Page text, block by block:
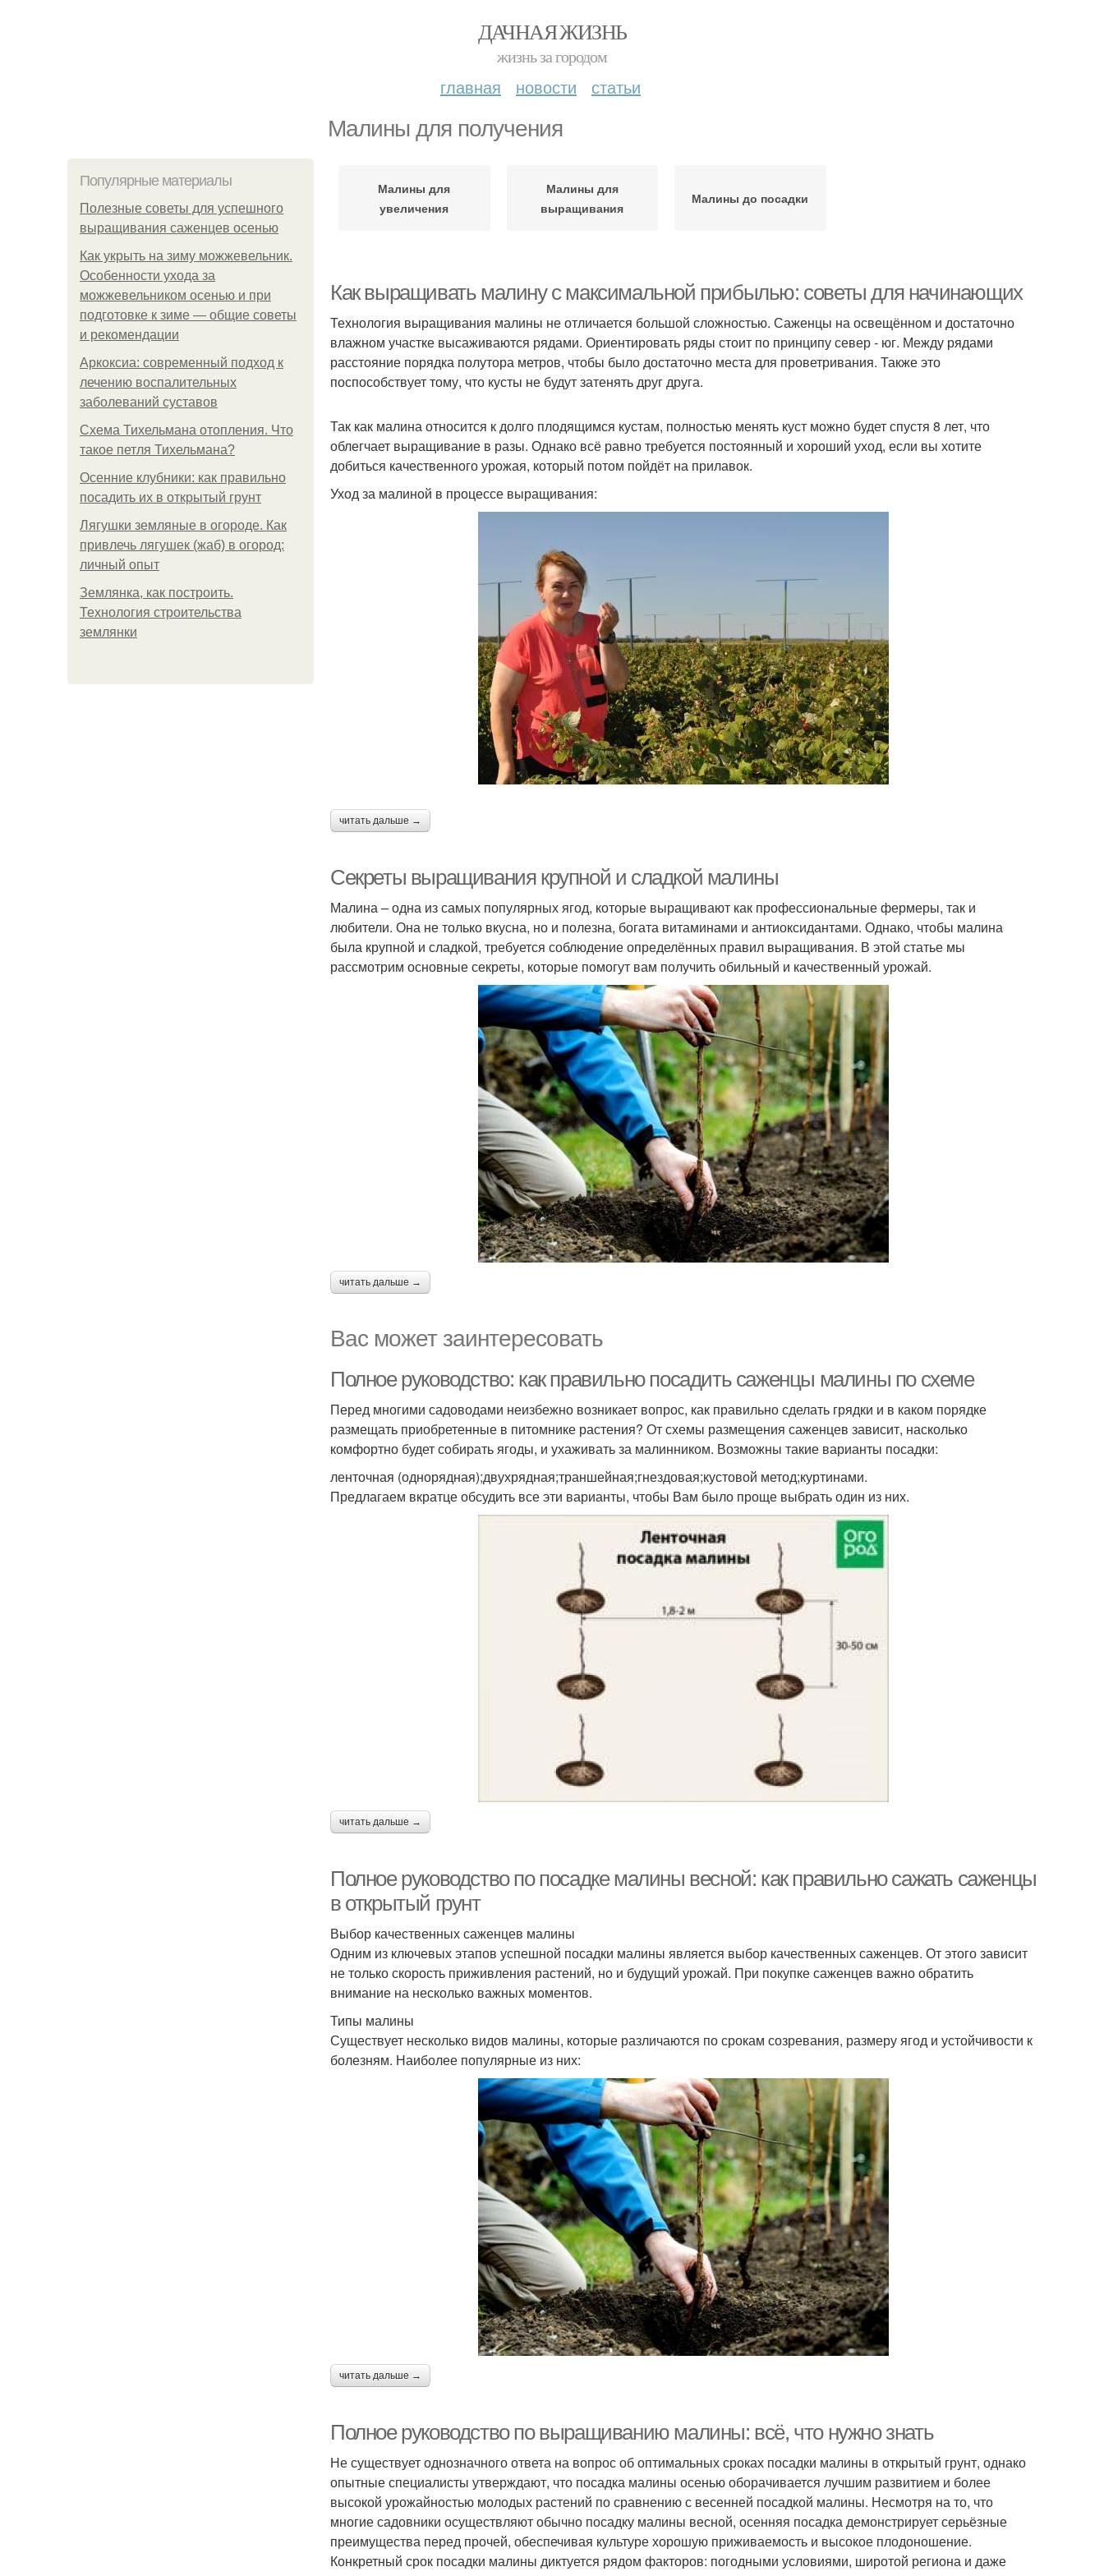
ДАЧНАЯ ЖИЗНЬ
жизнь за городом
главная новости статьи
Малины для получения
Популярные материалы
Полезные советы для успешного
выращивания саженцев осенью
Как укрыть на зиму можжевельник.
Особенности ухода за
можжевельником осенью и при
подготовке к зиме — общие советы
и рекомендации
Аркоксиа: современный подход к
лечению воспалительных
заболеваний суставов
Схема Тихельмана отопления. Что
такое петля Тихельмана?
Осенние клубники: как правильно
посадить их в открытый грунт
Лягушки земляные в огороде. Как
привлечь лягушек (жаб) в огород:
личный опыт
Землянка, как построить.
Технология строительства
землянки
Малины для
увеличения
Малины для
выращивания
Малины до посадки
Как выращивать малину с максимальной прибылью: советы для начинающих
Технология выращивания малины не отличается большой сложностью. Саженцы на освещённом и достаточно
влажном участке высаживаются рядами. Ориентировать ряды стоит по принципу север - юг. Между рядами
расстояние порядка полутора метров, чтобы было достаточно места для проветривания. Также это
поспособствует тому, что кусты не будут затенять друг друга.
Так как малина относится к долго плодящимся кустам, полностью менять куст можно будет спустя 8 лет, что
облегчает выращивание в разы. Однако всё равно требуется постоянный и хороший уход, если вы хотите
добиться качественного урожая, который потом пойдёт на прилавок.
Уход за малиной в процессе выращивания:
читать дальше →
Секреты выращивания крупной и сладкой малины
Малина – одна из самых популярных ягод, которые выращивают как профессиональные фермеры, так и
любители. Она не только вкусна, но и полезна, богата витаминами и антиоксидантами. Однако, чтобы малина
была крупной и сладкой, требуется соблюдение определённых правил выращивания. В этой статье мы
рассмотрим основные секреты, которые помогут вам получить обильный и качественный урожай.
читать дальше →
Вас может заинтересовать
Полное руководство: как правильно посадить саженцы малины по схеме
Перед многими садоводами неизбежно возникает вопрос, как правильно сделать грядки и в каком порядке
размещать приобретенные в питомнике растения? От схемы размещения саженцев зависит, насколько
комфортно будет собирать ягоды, и ухаживать за малинником. Возможны такие варианты посадки:
ленточная (однорядная);двухрядная;траншейная;гнездовая;кустовой метод;куртинами.
Предлагаем вкратце обсудить все эти варианты, чтобы Вам было проще выбрать один из них.
читать дальше →
Полное руководство по посадке малины весной: как правильно сажать саженцы
в открытый грунт
Выбор качественных саженцев малины
Одним из ключевых этапов успешной посадки малины является выбор качественных саженцев. От этого зависит
не только скорость приживления растений, но и будущий урожай. При покупке саженцев важно обратить
внимание на несколько важных моментов.
Типы малины
Существует несколько видов малины, которые различаются по срокам созревания, размеру ягод и устойчивости к
болезням. Наиболее популярные из них:
читать дальше →
Полное руководство по выращиванию малины: всё, что нужно знать
Не существует однозначного ответа на вопрос об оптимальных сроках посадки малины в открытый грунт, однако
опытные специалисты утверждают, что посадка малины осенью оборачивается лучшим развитием и более
высокой урожайностью молодых растений по сравнению с весенней посадкой малины. Несмотря на то, что
многие садовники осуществляют обычно посадку малины весной, осенняя посадка демонстрирует серьёзные
преимущества перед прочей, обеспечивая культуре хорошую приживаемость и высокое плодоношение.
Конкретный срок посадки малины диктуется рядом факторов: погодными условиями, широтой региона и даже